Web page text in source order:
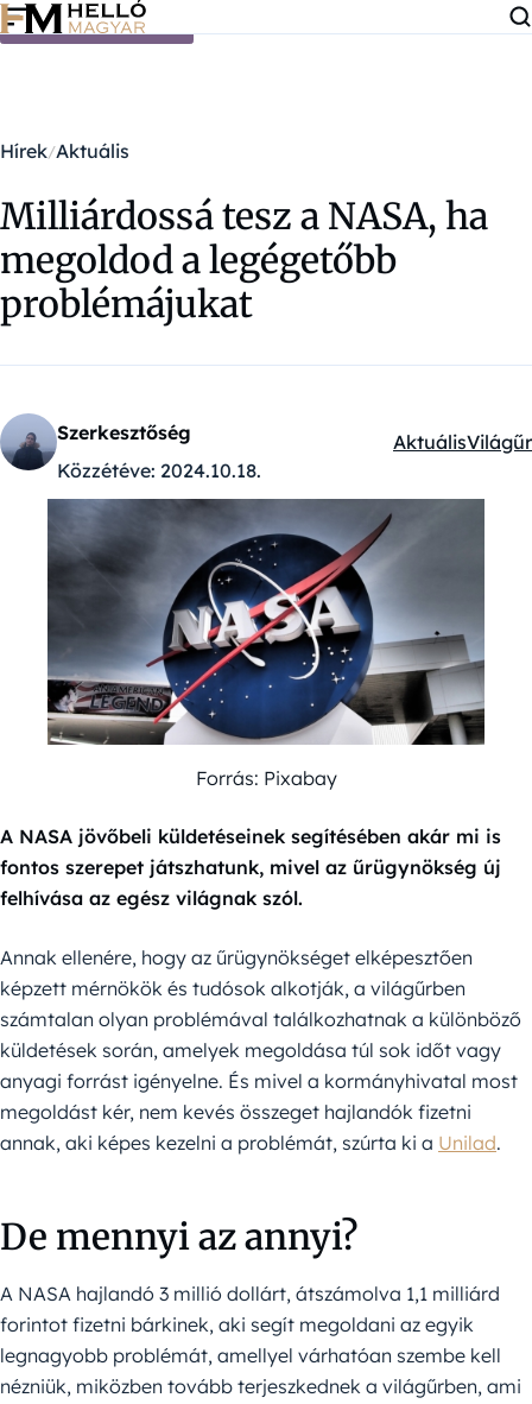
Ugrás a tartalomra
Hírek Aktuális
Milliárdossá tesz a NASA, ha
megoldod a legégetőbb
problémájukat
Szerkesztőség
Közzétéve: 2024.10.18.
Kategóriák:
AktuálisVilágűr
Forrás: Pixabay
A NASA jövőbeli küldetéseinek segítésében akár mi is
fontos szerepet játszhatunk, mivel az űrügynökség új
felhívása az egész világnak szól.
Annak ellenére, hogy az űrügynökséget elképesztően
képzett mérnökök és tudósok alkotják, a világűrben
számtalan olyan problémával találkozhatnak a különböző
küldetések során, amelyek megoldása túl sok időt vagy
anyagi forrást igényelne. És mivel a kormányhivatal most
megoldást kér, nem kevés összeget hajlandók fizetni
annak, aki képes kezelni a problémát, szúrta ki a Unilad.
De mennyi az annyi?
A NASA hajlandó 3 millió dollárt, átszámolva 1,1 milliárd
forintot fizetni bárkinek, aki segít megoldani az egyik
legnagyobb problémát, amellyel várhatóan szembe kell
nézniük, miközben tovább terjeszkednek a világűrben, ami